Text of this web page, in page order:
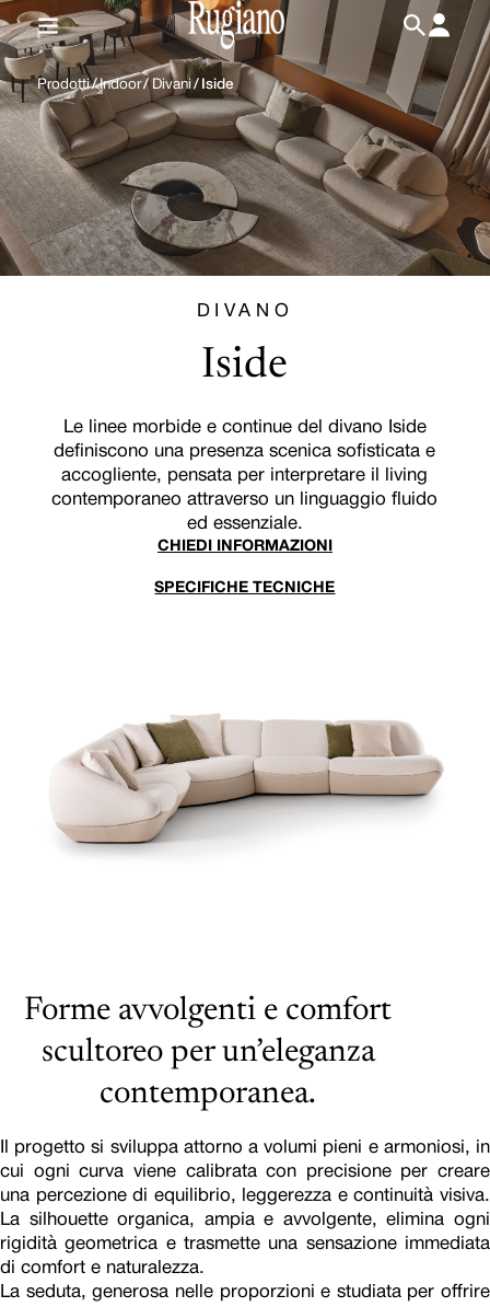
IT / EN
Prodotti/Indoor/ Divani/ Iside
DIVANO
Iside
Le linee morbide e continue del divano Iside
definiscono una presenza scenica sofisticata e
accogliente, pensata per interpretare il living
contemporaneo attraverso un linguaggio fluido
ed essenziale.
CHIEDI INFORMAZIONI
SPECIFICHE TECNICHE
Forme avvolgenti e comfort
scultoreo per un’eleganza
contemporanea.
Il progetto si sviluppa attorno a volumi pieni e armoniosi, in
cui ogni curva viene calibrata con precisione per creare
una percezione di equilibrio, leggerezza e continuità visiva.
La silhouette organica, ampia e avvolgente, elimina ogni
rigidità geometrica e trasmette una sensazione immediata
di comfort e naturalezza.
La seduta, generosa nelle proporzioni e studiata per offrire